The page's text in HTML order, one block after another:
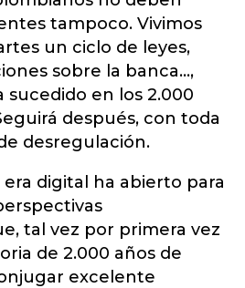
tampoco. Vivimos
un ciclo de leyes,
sobre la banca…,
sucedido en los 2.000
después, con toda
desregulación.
digital ha abierto para
tal vez por primera vez
de 2.000 años de
excelente